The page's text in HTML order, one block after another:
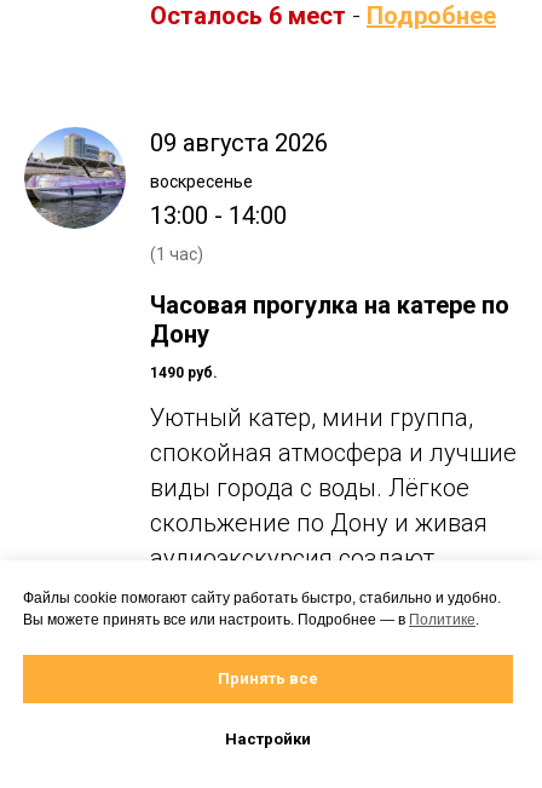
Осталось 6 мест - Подробнее
09 августа 2026
воскресенье
13:00 - 14:00
(1 час)
Часовая прогулка на катере по
Дону
1490 руб.
Уютный катер, мини группа,
спокойная атмосфера и лучшие
виды города с воды. Лёгкое
скольжение по Дону и живая
аудиоэкскурсия создают
ощущение полного
погружения. Тот самый формат,
когда экскурсия превращается
в настоящее удовольствие. -К
сожалению, все места
Файлы cookie помогают сайту работать быстро, стабильно и удобно.
Вы можете принять все или настроить. Подробнее — в Политике.
Принять все
Настройки